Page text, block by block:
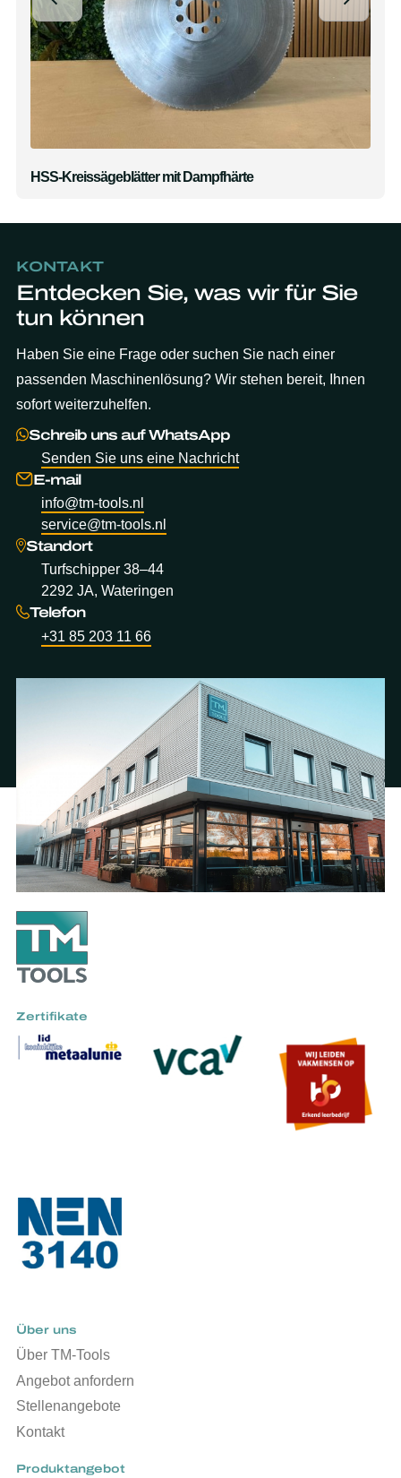
HSS-Kreissägeblätter mit Dampfhärte
KONTAKT
Entdecken Sie, was wir für Sie
tun können
Haben Sie eine Frage oder suchen Sie nach einer
passenden Maschinenlösung? Wir stehen bereit, Ihnen
sofort weiterzuhelfen.
Schreib uns auf WhatsApp
Senden Sie uns eine Nachricht
E-mail
info@tm-tools.nl
service@tm-tools.nl
Standort
Turfschipper 38–44
2292 JA, Wateringen
Telefon
+31 85 203 11 66
Zertifikate
Über uns
Über TM-Tools
Angebot anfordern
Stellenangebote
Kontakt
Produktangebot